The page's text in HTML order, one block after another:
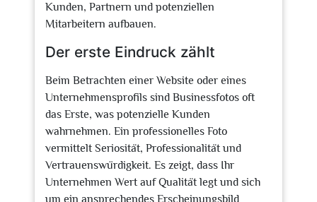
Kunden, Partnern und potenziellen
Mitarbeitern aufbauen.
Der erste Eindruck zählt
Beim Betrachten einer Website oder eines
Unternehmensprofils sind Businessfotos oft
das Erste, was potenzielle Kunden
wahrnehmen. Ein professionelles Foto
vermittelt Seriosität, Professionalität und
Vertrauenswürdigkeit. Es zeigt, dass Ihr
Unternehmen Wert auf Qualität legt und sich
um ein ansprechendes Erscheinungsbild